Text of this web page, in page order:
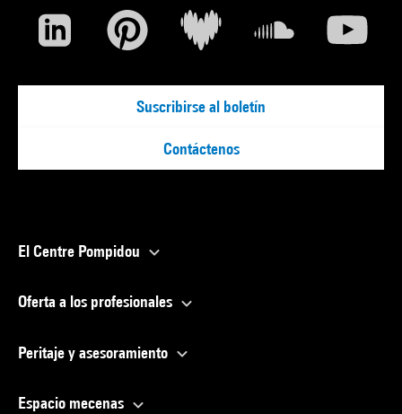
Suscribirse al boletín
Contáctenos
El Centre Pompidou
Oferta a los profesionales
Peritaje y asesoramiento
Espacio mecenas